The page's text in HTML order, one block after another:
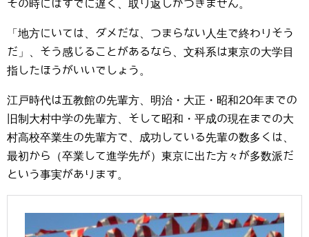
その時にはすでに遅く、取り返しがつきません。
「地方にいては、ダメだな、つまらない人生で終わりそう
だ」、そう感じることがあるなら、文科系は東京の大学目
指したほうがいいでしょう。
江戸時代は五教館の先輩方、明治・大正・昭和20年までの
旧制大村中学の先輩方、そして昭和・平成の現在までの大
村高校卒業生の先輩方で、成功している先輩の数多くは、
最初から（卒業して進学先が）東京に出た方々が多数派だ
という事実があります。